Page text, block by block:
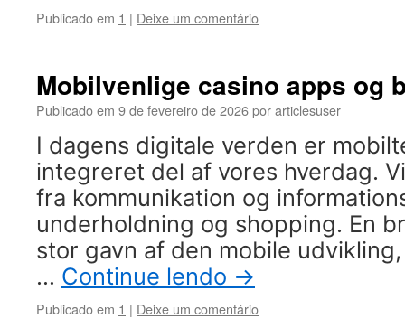
Publicado em 1 | Deixe um comentário
Mobilvenlige casino apps og
Publicado em 9 de fevereiro de 2026porarticlesuser
I dagens digitale verden er
integreret del af vores hverdag.
fra kommunikation og
underholdning og shopping. En
stor gavn af den mobile
… Continue lendo →
Publicado em 1 | Deixe um comentário